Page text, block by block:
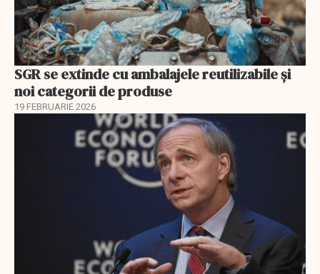
SGR se extinde cu ambalajele reutilizabile și
noi categorii de produse
19 FEBRUARIE 2026